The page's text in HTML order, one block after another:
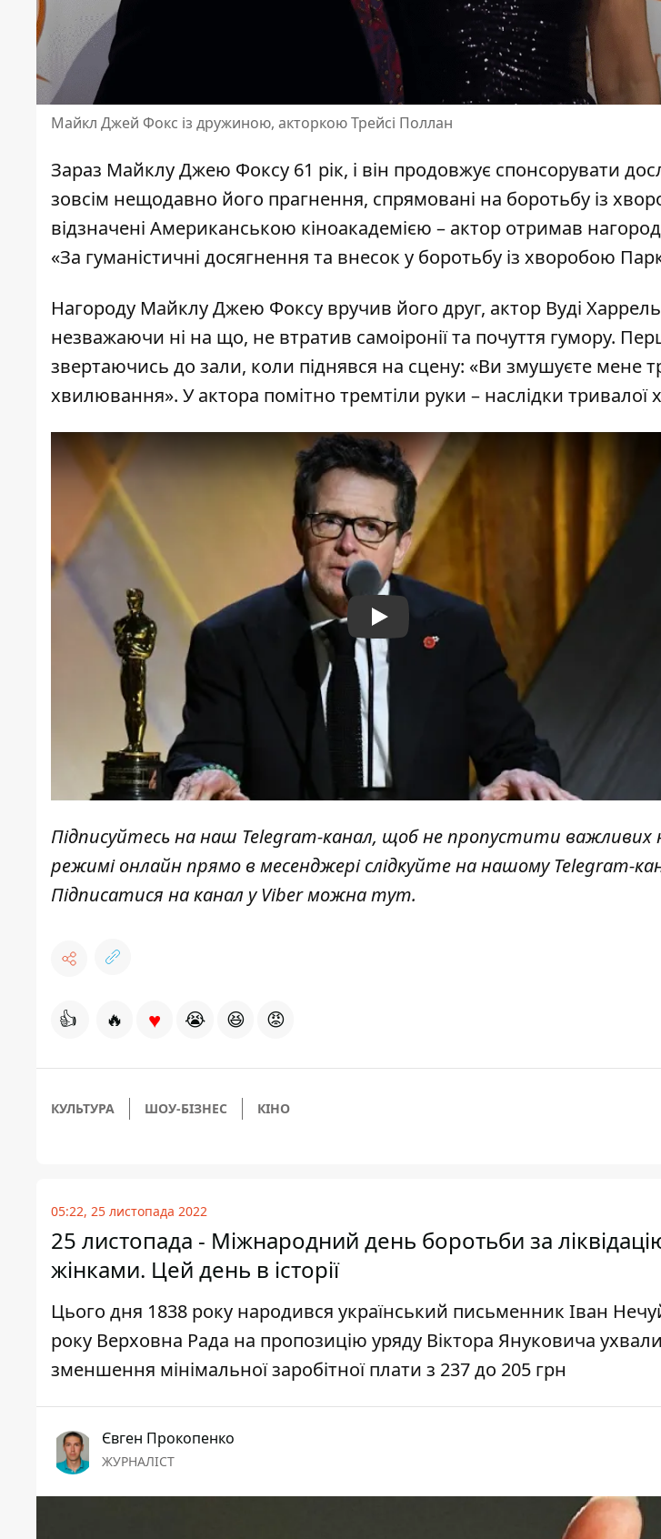
Майкл Джей Фокс із дружиною, акторкою Трейсі Поллан
Зараз Майклу Джею Фоксу 61 рік, і він продовжує спонсорувати
зовсім нещодавно його прагнення, спрямовані на боротьбу із
відзначені Американською кіноакадемією – актор отримав
«За гуманістичні досягнення та внесок у боротьбу із хворобою
Нагороду Майклу Джею Фоксу вручив його друг, актор Вуді
незважаючи ні на що, не втратив самоіронії та почуття гумору.
звертаючись до зали, коли піднявся на сцену: «Ви змушуєте мене
хвилювання». У актора помітно тремтіли руки – наслідки тривалої
Play
Підписуйтесь на наш Telegram-канал, щоб не пропустити важливих
режимі онлайн прямо в месенджері слідкуйте на нашому Telegram-
Підписатися на канал у Viber можнатут.
👍 🔥 ♥ 😭 😆 😡
КУЛЬТУРА ШОУ-БІЗНЕС КІНО
05:22, 25 листопада 2022
25 листопада - Міжнародний день боротьби за
жінками. Цей день в історії
Цього дня 1838 року народився український письменник Іван
року Верховна Рада на пропозицію уряду Віктора Януковича
зменшення мінімальної заробітної плати з 237 до 205 грн
Євген Прокопенко
ЖУРНАЛІСТ